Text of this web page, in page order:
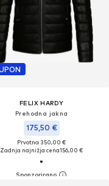
FELIX HARDY
Prehodna jakna
175,50 €
Prvotno: 350,00 €
Zadnja najnižja cena156,00 €